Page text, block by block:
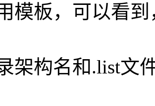
模板，可以看到
架构名和.list文